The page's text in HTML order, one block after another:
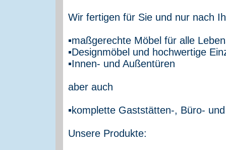
Wir fertigen für Sie und nur nach
▪maßgerechte Möbel für alle
▪Designmöbel und hochwertige
▪Innen- und Außentüren
aber auch
▪komplette Gaststätten-, Büro-
Unsere Produkte: